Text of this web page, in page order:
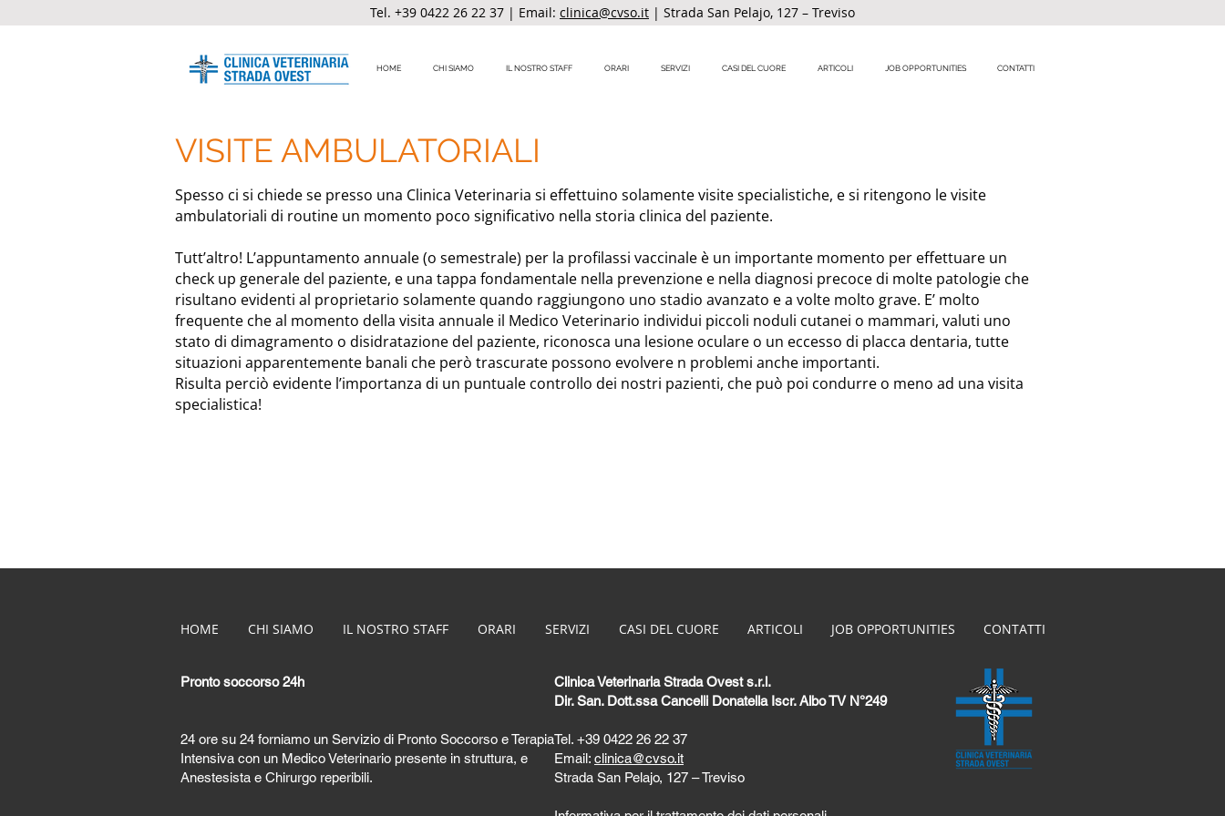
Tel. +39 0422 26 22 37 | Email: clinica@cvso.it | Strada San Pelajo, 127 – Treviso
HOME CHI SIAMO IL NOSTRO STAFF ORARI SERVIZI CASI DEL CUORE ARTICOLI JOB OPPORTUNITIES CONTATTI
VISITE AMBULATORIALI
Spesso ci si chiede se presso una Clinica Veterinaria si effettuino solamente visite specialistiche, e si ritengono le visite
ambulatoriali di routine un momento poco significativo nella storia clinica del paziente.
Tutt’altro! L’appuntamento annuale (o semestrale) per la profilassi vaccinale è un importante momento per effettuare un
check up generale del paziente, e una tappa fondamentale nella prevenzione e nella diagnosi precoce di molte patologie che
risultano evidenti al proprietario solamente quando raggiungono uno stadio avanzato e a volte molto grave. E’ molto
frequente che al momento della visita annuale il Medico Veterinario individui piccoli noduli cutanei o mammari, valuti uno
stato di dimagramento o disidratazione del paziente, riconosca una lesione oculare o un eccesso di placca dentaria, tutte
situazioni apparentemente banali che però trascurate possono evolvere n problemi anche importanti.
Risulta perciò evidente l’importanza di un puntuale controllo dei nostri pazienti, che può poi condurre o meno ad una visita
specialistica!
HOME CHI SIAMO IL NOSTRO STAFF ORARI SERVIZI CASI DEL CUORE ARTICOLI JOB OPPORTUNITIES CONTATTI
Pronto soccorso 24h
24 ore su 24 forniamo un Servizio di Pronto Soccorso e Terapia
Intensiva con un Medico Veterinario presente in struttura, e
Anestesista e Chirurgo reperibili.
Clinica Veterinaria Strada Ovest s.r.l.
Dir. San. Dott.ssa Cancelli Donatella Iscr. Albo TV N°249
Tel. +39 0422 26 22 37
Email: clinica@cvso.it
Strada San Pelajo, 127 – Treviso